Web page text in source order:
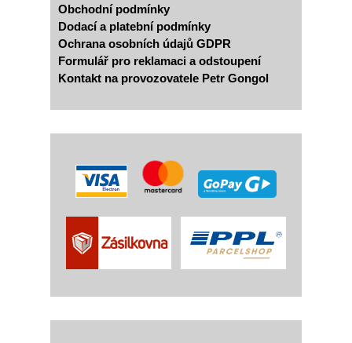
Obchodní podmínky
Dodací a platební podmínky
Ochrana osobních údajů GDPR
Formulář pro reklamaci a odstoupení
Kontakt na provozovatele Petr Gongol